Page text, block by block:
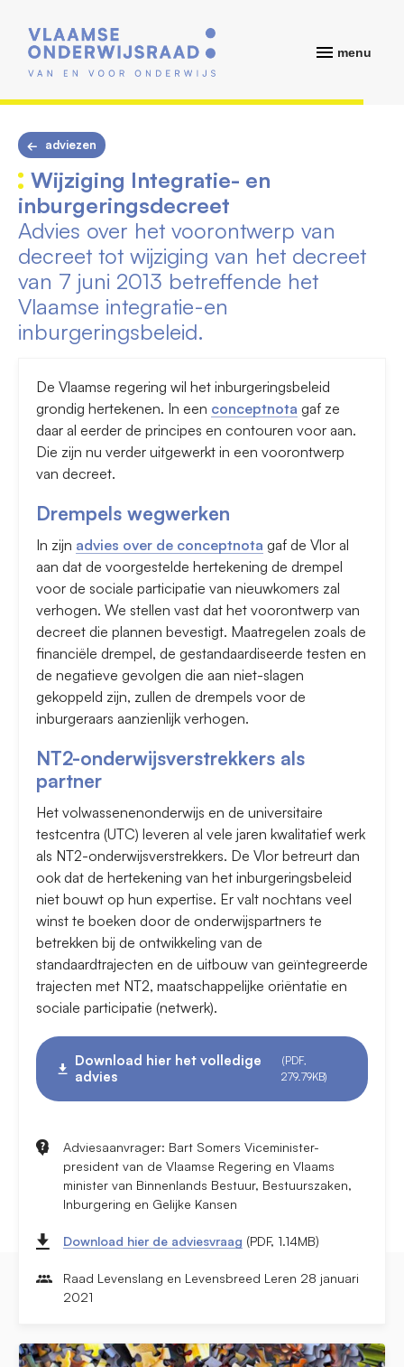
menu
adviezen
Wijziging Integratie- en
inburgeringsdecreet
Advies over het voorontwerp van
decreet tot wijziging van het decreet
van 7 juni 2013 betreffende het
Vlaamse integratie-en
inburgeringsbeleid.
De Vlaamse regering wil het inburgeringsbeleid
grondig hertekenen. In een conceptnota gaf ze
daar al eerder de principes en contouren voor aan.
Die zijn nu verder uitgewerkt in een voorontwerp
van decreet.
Drempels wegwerken
In zijn advies over de conceptnota gaf de Vlor al
aan dat de voorgestelde hertekening de drempel
voor de sociale participatie van nieuwkomers zal
verhogen. We stellen vast dat het voorontwerp van
decreet die plannen bevestigt. Maatregelen zoals de
financiële drempel, de gestandaardiseerde testen en
de negatieve gevolgen die aan niet-slagen
gekoppeld zijn, zullen de drempels voor de
inburgeraars aanzienlijk verhogen.
NT2-onderwijsverstrekkers als
partner
Het volwassenenonderwijs en de universitaire
testcentra (UTC) leveren al vele jaren kwalitatief werk
als NT2-onderwijsverstrekkers. De Vlor betreurt dan
ook dat de hertekening van het inburgeringsbeleid
niet bouwt op hun expertise. Er valt nochtans veel
winst te boeken door de onderwijspartners te
betrekken bij de ontwikkeling van de
standaardtrajecten en de uitbouw van geïntegreerde
trajecten met NT2, maatschappelijke oriëntatie en
sociale participatie (netwerk).
Download hier het volledige
advies
(PDF,
279.79KB)
Adviesaanvrager: Bart Somers Viceminister-
president van de Vlaamse Regering en Vlaams
minister van Binnenlands Bestuur, Bestuurszaken,
Inburgering en Gelijke Kansen
Download hier de adviesvraag (PDF, 1.14MB)
Raad Levenslang en Levensbreed Leren 28 januari
2021